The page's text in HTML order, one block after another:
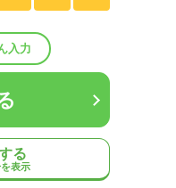
！まずは参加だけもOK♪
会にご参加ください♪
入力
る
表示